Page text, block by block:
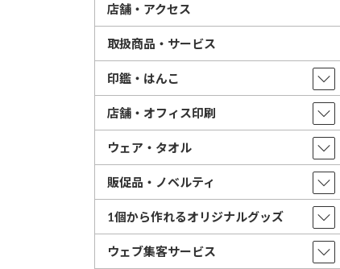
店舗・アクセス
取扱商品・サービス
印鑑・はんこ
店舗・オフィス印刷
ウェア・タオル
販促品・ノベルティ
1個から作れるオリジナルグッズ
ウェブ集客サービス